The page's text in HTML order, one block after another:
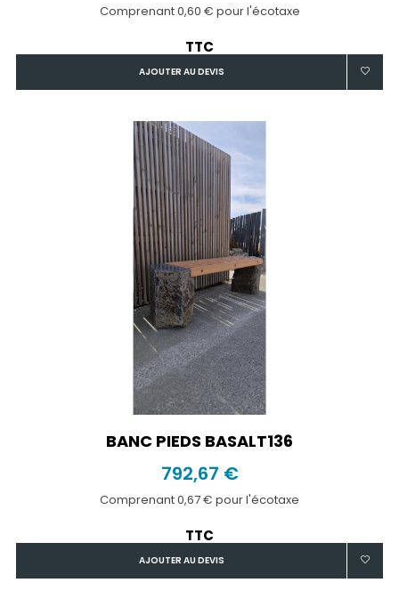
Comprenant 0,60 € pour l'écotaxe
TTC
AJOUTER AU DEVIS
BANC PIEDS BASALT136
792,67 €
Comprenant 0,67 € pour l'écotaxe
TTC
AJOUTER AU DEVIS